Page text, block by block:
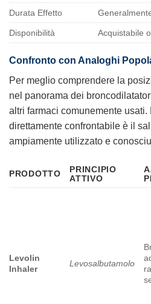
Durata Effetto
Disponibilità Acquistabile
Confronto con Analoghi
Per meglio comprendere la
nel panorama dei
altri farmaci comunemente usati.
direttamente confrontabile è il
ampiamente utilizzato e
PRODOTTO
PRINCIPIO
ATTIVO
Levolin
Inhaler
Levosalbutamolo